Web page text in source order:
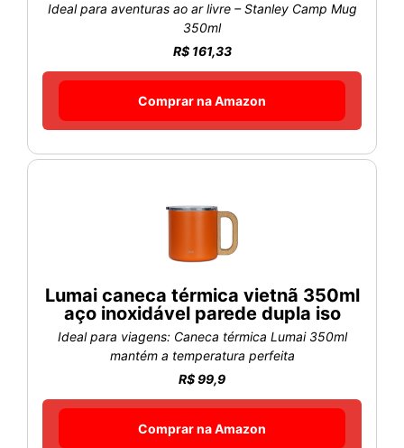
Ideal para aventuras ao ar livre – Stanley Camp Mug
350ml
R$ 161,33
Comprar na Amazon
Lumai caneca térmica vietnã 350ml
aço inoxidável parede dupla iso
Ideal para viagens: Caneca térmica Lumai 350ml
mantém a temperatura perfeita
R$ 99,9
Comprar na Amazon